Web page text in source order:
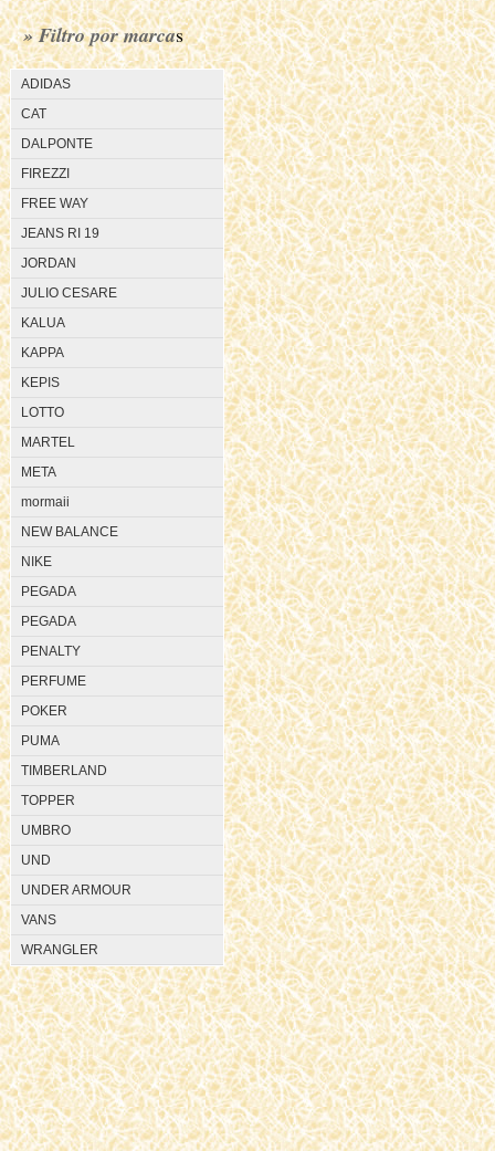
» Filtro por marcas
ADIDAS
CAT
DALPONTE
FIREZZI
FREE WAY
JEANS RI 19
JORDAN
JULIO CESARE
KALUA
KAPPA
KEPIS
LOTTO
MARTEL
META
mormaii
NEW BALANCE
NIKE
PEGADA
PEGADA
PENALTY
PERFUME
POKER
PUMA
TIMBERLAND
TOPPER
UMBRO
UND
UNDER ARMOUR
VANS
WRANGLER